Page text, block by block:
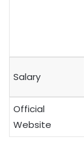
Salary
Official
Website